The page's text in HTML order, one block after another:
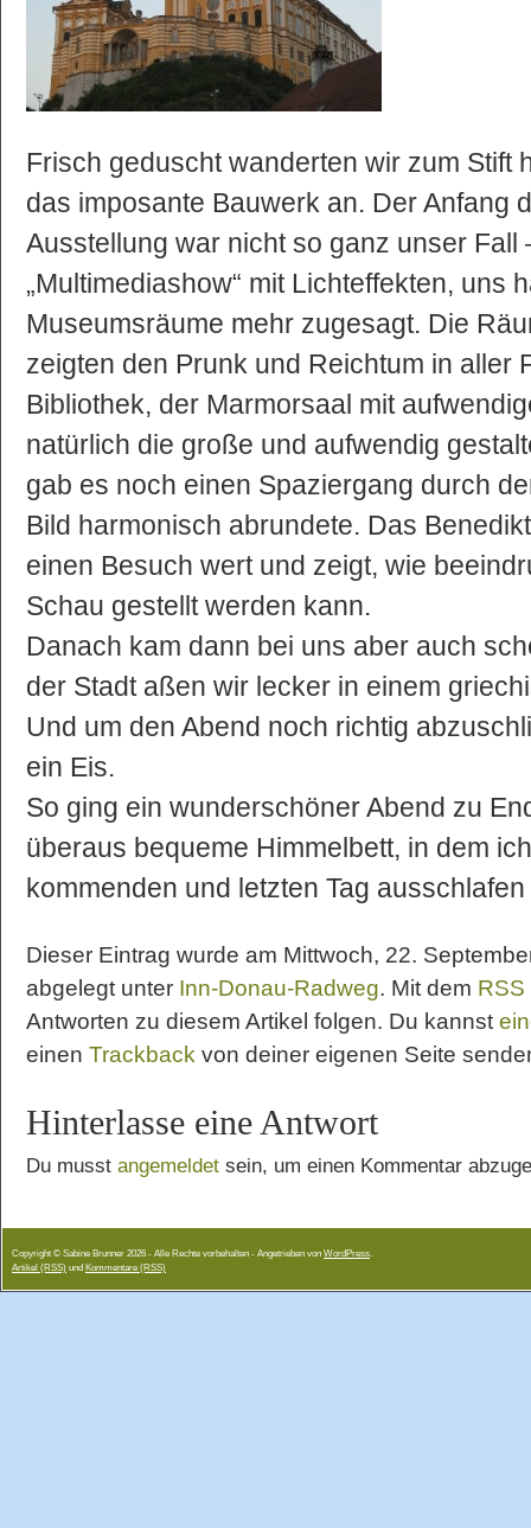
Frisch geduscht wanderten wir zum Stift
das imposante Bauwerk an. Der Anfang
Ausstellung war nicht so ganz unser Fall
„Multimediashow“ mit Lichteffekten, uns
Museumsräume mehr zugesagt. Die
zeigten den Prunk und Reichtum in aller
Bibliothek, der Marmorsaal mit
natürlich die große und aufwendig
gab es noch einen Spaziergang durch
Bild harmonisch abrundete. Das
einen Besuch wert und zeigt, wie
Schau gestellt werden kann.
Danach kam dann bei uns aber auch
der Stadt aßen wir lecker in einem
Und um den Abend noch richtig
ein Eis.
So ging ein wunderschöner Abend zu
überaus bequeme Himmelbett, in dem
kommenden und letzten Tag
Dieser Eintrag wurde am Mittwoch, 22.
abgelegt unter Inn-Donau-Radweg. Mit dem RSS
Antworten zu diesem Artikel folgen. Du kannst
einen Trackback von deiner eigenen Seite
Hinterlasse eine Antwort
Du musst angemeldet sein, um einen Kommentar
Copyright © Sabine Brunner 2026 - Alle Rechte vorbehalten - Angetrieben von WordPress.
Artikel (RSS) und Kommentare (RSS)